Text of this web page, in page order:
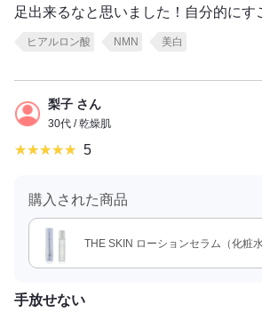
足出来るなと思いました！自分的にす
ヒアルロン酸 NMN 美白
梨子 さん
30代 / 乾燥肌
5
購入された商品
THE SKIN ローションセラム（化粧水
手放せない